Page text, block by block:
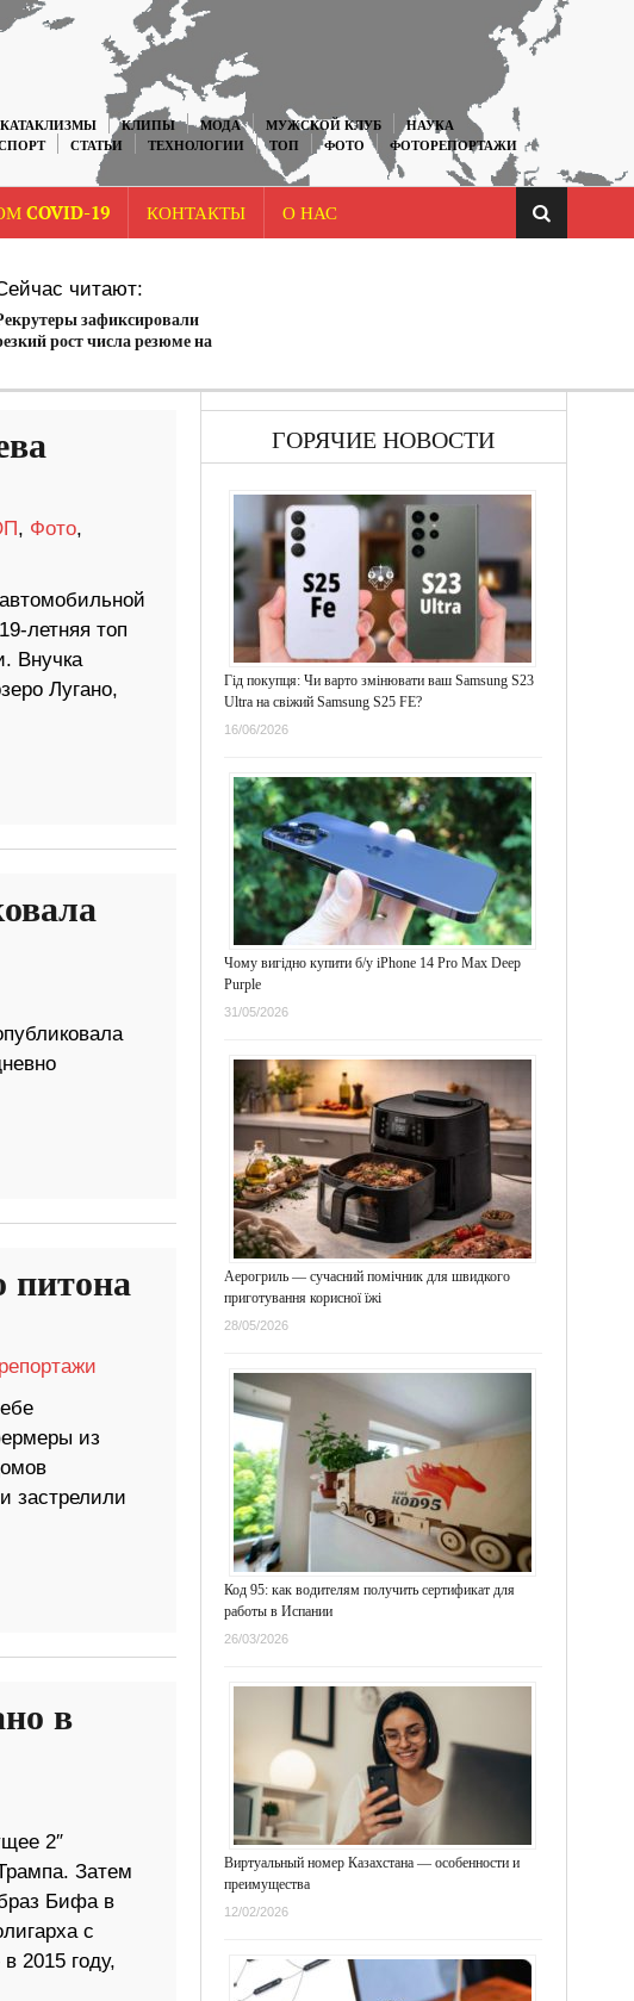
КАТАКЛИЗМЫ КЛИПЫ МОДА МУЖСКОЙ КЛУБ
НАУКА
СТАТЬИ ТЕХНОЛОГИИ ТОП ФОТО
ФОТОРЕПОРТАЖИ
COVID-19 КОНТАКТЫ О НАС
читают:
зафиксировали
рост числа резюме на
, Фото,
летняя топ
Внучка
Лугано,
питона
из
застрелили
в
2″
Затем
Бифа в
с
2015 году,
ГОРЯЧИЕ НОВОСТИ
Гід покупця: Чи варто змінювати ваш Samsung S23
Ultra на свіжий Samsung S25 FE?
16/06/2026
Чому вигідно купити б/у iPhone 14 Pro Max Deep
Purple
31/05/2026
Аерогриль — сучасний помічник для швидкого
приготування корисної їжі
28/05/2026
Код 95: как водителям получить сертификат для
работы в Испании
26/03/2026
Виртуальный номер Казахстана — особенности и
преимущества
12/02/2026